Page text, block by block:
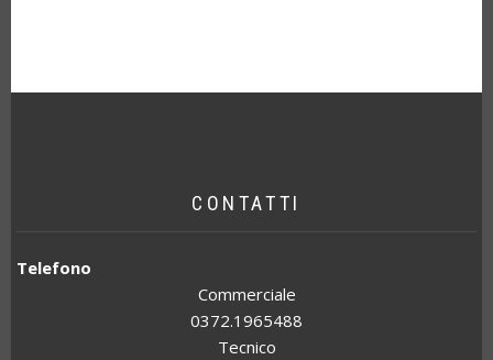
CONTATTI
Telefono
Commerciale
0372.1965488
Tecnico